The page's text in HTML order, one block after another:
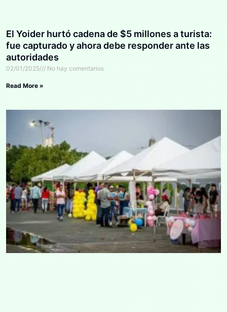
El Yoider hurtó cadena de $5 millones a turista:
fue capturado y ahora debe responder ante las
autoridades
02/01/2025 No hay comentarios
Read More »